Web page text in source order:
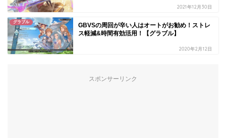
2021年12月30日
グラブル
GBVSの周回が辛い人はオートがお勧め！ストレ
ス軽減&時間有効活用！【グラブル】
2020年2月12日
スポンサーリンク